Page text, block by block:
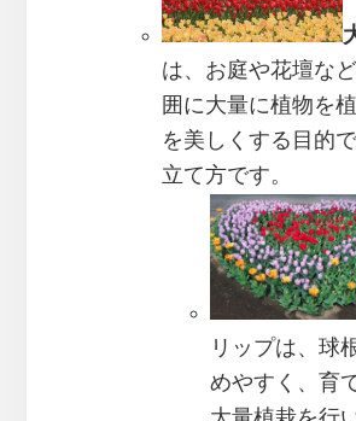
は、お庭や花壇な
囲に大量に植物を
を美しくする目的
立て方です。
リップは、球
めやすく、育